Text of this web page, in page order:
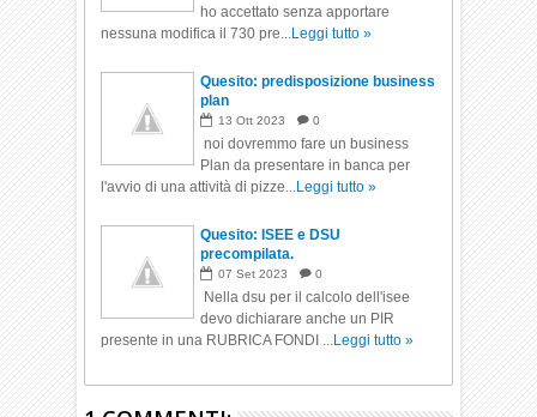
ho accettato senza apportare
nessuna modifica il 730 pre...Leggi tutto »
Quesito: predisposizione business
plan
13 Ott 2023 0
noi dovremmo fare un business
Plan da presentare in banca per
l'avvio di una attività di pizze...Leggi tutto »
Quesito: ISEE e DSU
precompilata.
07 Set 2023 0
Nella dsu per il calcolo dell'isee
devo dichiarare anche un PIR
presente in una RUBRICA FONDI ...Leggi tutto »